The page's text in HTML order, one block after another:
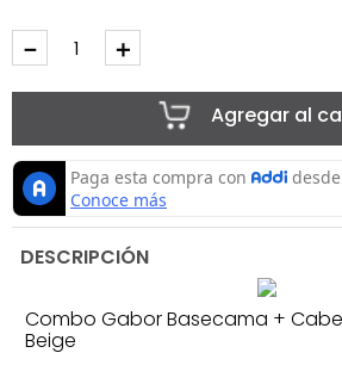
＋
－
Agregar al
DESCRIPCIÓN
Combo Gabor Basecama +
Beige